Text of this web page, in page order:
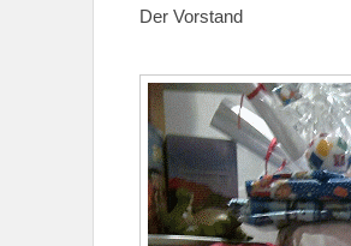
Der Vorstand